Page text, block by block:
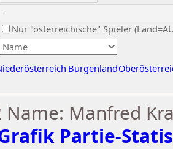
Nur "österreichische" Spieler
Burgenland
Name: Manfred
Partie-